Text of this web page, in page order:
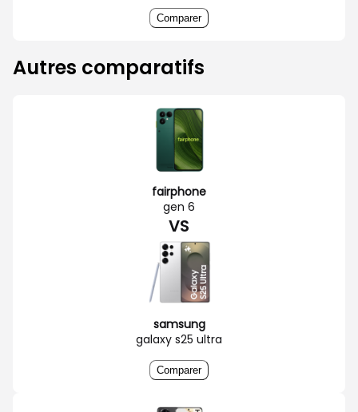
Comparer
Autres comparatifs
fairphone
gen 6
VS
samsung
galaxy s25 ultra
Comparer